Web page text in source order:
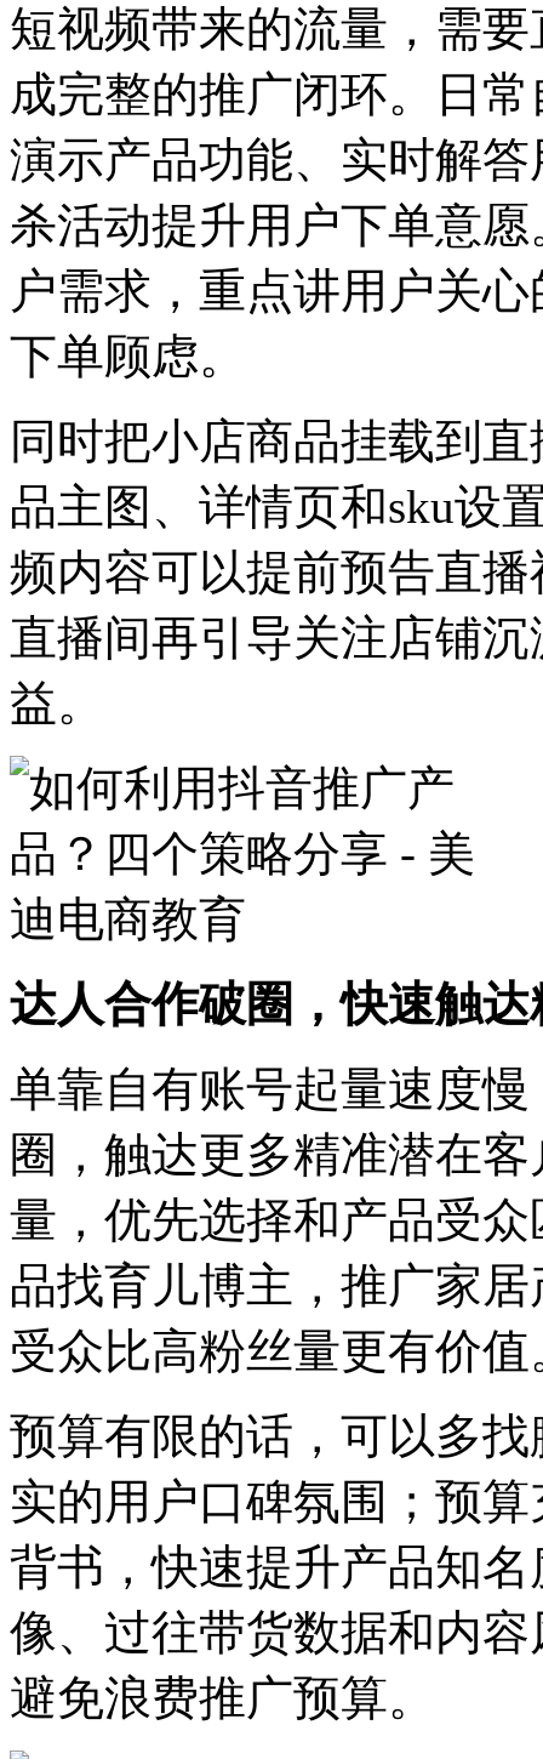
短视频带来的流量，需
成完整的推广闭环。日
演示产品功能、实时解
杀活动提升用户下单意
户需求，重点讲用户关
下单顾虑。
同时把小店商品挂载到
品主图、详情页和sku设
频内容可以提前预告直
直播间再引导关注店铺
益。
达人合作破圈，快速触
单靠自有账号起量速度
圈，触达更多精准潜在
量，优先选择和产品受
品找育儿博主，推广家
受众比高粉丝量更有价值
预算有限的话，可以多
实的用户口碑氛围；预
背书，快速提升产品知
像、过往带货数据和内
避免浪费推广预算。